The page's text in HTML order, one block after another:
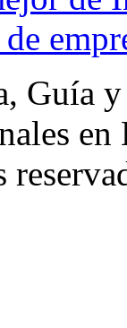
Guía